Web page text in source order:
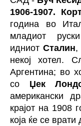
1906-1907.
година во
младиот
идниот Сталин,
некој хотел.
Аргентина; во
со Џек
американски
крајот на 1908
која ќе се